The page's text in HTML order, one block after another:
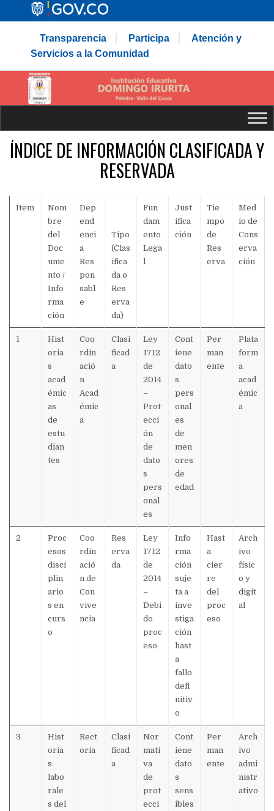
Transparencia Participa
Atención y
Servicios a la Comunidad
ÍNDICE DE INFORMACIÓN CLASIFICADA Y
RESERVADA
Ítem
Nom
bre
del
Doc
ume
nto /
Info
rma
ción
Dep
end
enci
a
Res
pon
sabl
e
Tipo
(Clas
ifica
da o
Res
erva
da)
Fun
dam
ento
Lega
l
Just
ifica
ción
Tie
mpo
de
Res
erva
Med
io de
Cons
erva
ción
1
Hist
oria
s
acad
émic
as
de
estu
dian
tes
Coo
rdin
ació
n
Acad
émic
a
Clasi
ficad
a
Ley
1712
de
2014
–
Prot
ecci
ón
de
dato
s
pers
onal
es
Cont
iene
dato
s
pers
onal
es
de
men
ores
de
edad
Per
man
ente
Plata
form
a
acad
émic
a
2
Proc
esos
disci
plin
ario
s en
curs
o
Coo
rdin
ació
n de
Con
vive
ncia
Res
erva
da
Ley
1712
de
2014
–
Debi
do
proc
eso
Info
rma
ción
suje
ta a
inve
stiga
ción
hast
a
fallo
defi
nitiv
o
Hast
a
cier
re
del
proc
eso
Arch
ivo
físic
o y
digit
al
3
Hist
oria
s
labo
rale
s del
Rect
oría
Clasi
ficad
a
Nor
mati
va
de
prot
ecci
Cont
iene
dato
s
sens
ibles
Per
man
ente
Arch
ivo
admi
nistr
ativo